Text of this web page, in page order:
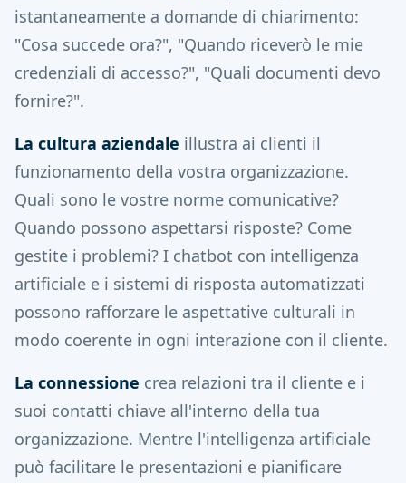
istantaneamente a domande di chiarimento:
"Cosa succede ora?", "Quando riceverò le mie
credenziali di accesso?", "Quali documenti devo
fornire?".
La cultura aziendale illustra ai clienti il
funzionamento della vostra organizzazione.
Quali sono le vostre norme comunicative?
Quando possono aspettarsi risposte? Come
gestite i problemi? I chatbot con intelligenza
artificiale e i sistemi di risposta automatizzati
possono rafforzare le aspettative culturali in
modo coerente in ogni interazione con il cliente.
La connessione crea relazioni tra il cliente e i
suoi contatti chiave all'interno della tua
organizzazione. Mentre l'intelligenza artificiale
può facilitare le presentazioni e pianificare